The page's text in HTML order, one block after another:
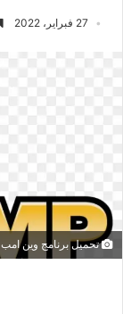
27 فبراير، 2022
تحميل برنامج وين امب Winamp لتشغيل الوسائط للكمبيوتر 2022